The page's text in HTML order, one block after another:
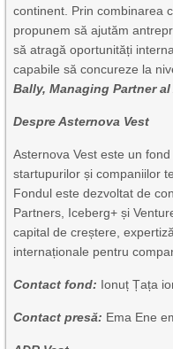
continent. Prin combinarea
propunem să ajutăm
să atragă oportunități
capabile să concureze la
Bally, Managing Partner
Despre Asternova Vest
Asternova Vest este un
startupurilor și companiilor
Fondul este dezvoltat de
Partners, Iceberg+ și
capital de creștere,
internaționale pentru
Contact fond: Ionuț Țața
Contact presă: Ema Ene